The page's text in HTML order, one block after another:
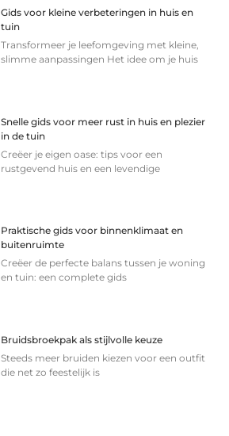
Gids voor kleine verbeteringen in huis en
tuin
Transformeer je leefomgeving met kleine,
slimme aanpassingen Het idee om je huis
Snelle gids voor meer rust in huis en plezier
in de tuin
Creëer je eigen oase: tips voor een
rustgevend huis en een levendige
Praktische gids voor binnenklimaat en
buitenruimte
Creëer de perfecte balans tussen je woning
en tuin: een complete gids
Bruidsbroekpak als stijlvolle keuze
Steeds meer bruiden kiezen voor een outfit
die net zo feestelijk is